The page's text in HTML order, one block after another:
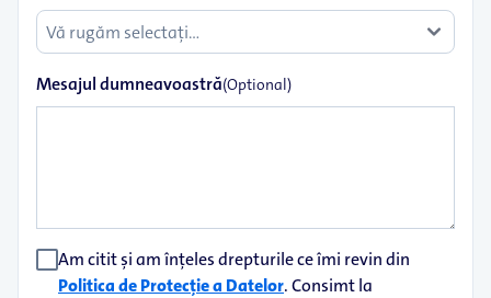
Mesajul dumneavoastră(Optional)
Am citit și am înțeles drepturile ce îmi revin din
Politica de Protecție a Datelor. Consimt la